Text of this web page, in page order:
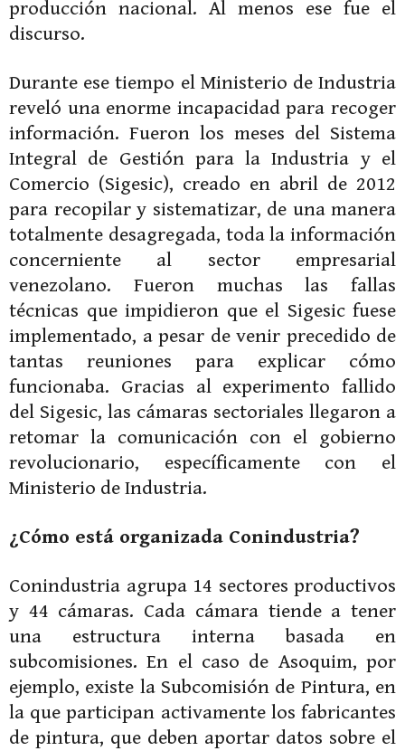
producción nacional. Al menos ese fue el
discurso.
Durante ese tiempo el Ministerio de Industria
reveló una enorme incapacidad para recoger
información. Fueron los meses del Sistema
Integral de Gestión para la Industria y el
Comercio (Sigesic), creado en abril de 2012
para recopilar y sistematizar, de una manera
totalmente desagregada, toda la información
con­cerniente al sector empresarial
venezolano. Fueron muchas las fallas
técnicas que impidieron que el Sigesic fuese
implementado, a pesar de venir precedido de
tantas reuniones para explicar cómo
funcionaba. Gracias al experimento fallido
del Sigesic, las cámaras sectoriales llegaron a
retomar la comunicación con el gobierno
revolucionario, específicamente con el
Ministerio de Industria.
¿Cómo está organizada Conindustria?
Conindustria agrupa 14 sectores productivos
y 44 cámaras. Cada cámara tiende a tener
una estructura interna basada en
subcomisiones. En el caso de Asoquim, por
ejemplo, existe la Subcomisión de Pintura, en
la que participan activamente los fabricantes
de pintura, que deben aportar datos sobre el